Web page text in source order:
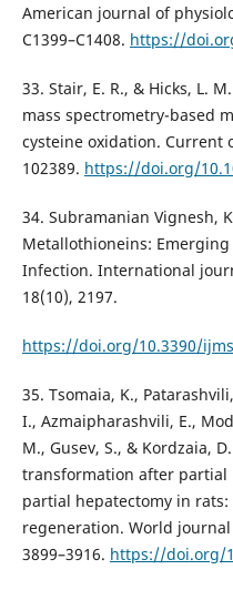
American journal of
C1399–C1408. https://
33. Stair, E. R., & Hicks, L.
mass spectrometry-based
cysteine oxidation. Current
102389. https://doi.org/
34. Subramanian Vignesh,
Metallothioneins:
Infection. International
18(10), 2197.
https://doi.org/10.3390/
35. Tsomaia, K.,
I., Azmaipharashvili, E.,
M., Gusev, S., & Kordzaia,
transformation after partial
partial hepatectomy in
regeneration. World
3899–3916. https://doi.org/